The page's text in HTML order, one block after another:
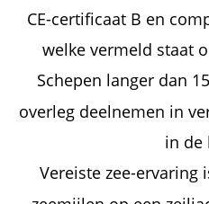
CE-certificaat B en
welke vermeld staat
Schepen langer dan
overleg deelnemen in
in de
Vereiste zee-ervaring